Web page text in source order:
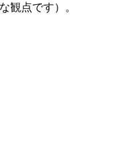
観点です）。